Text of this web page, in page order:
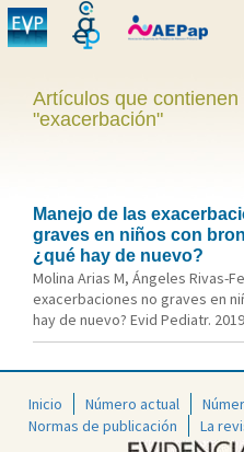
Artículos que
"exacerbación"
Manejo de las
graves en niños con
¿qué hay de nuevo?
Molina Arias M, Ángeles Rivas-
exacerbaciones no graves en
hay de nuevo? Evid Pediatr.
Inicio Número actual
Normas de publicación
La